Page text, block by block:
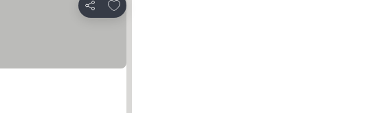
Del
Føj til favoritter